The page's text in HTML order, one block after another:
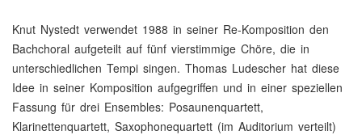
Knut Nystedt verwendet 1988 in seiner Re-Komposition den
Bachchoral aufgeteilt auf fünf vierstimmige Chöre, die in
unterschiedlichen Tempi singen. Thomas Ludescher hat diese
Idee in seiner Komposition aufgegriffen und in einer speziellen
Fassung für drei Ensembles: Posaunenquartett,
Klarinettenquartett, Saxophonequartett (im Auditorium verteilt)